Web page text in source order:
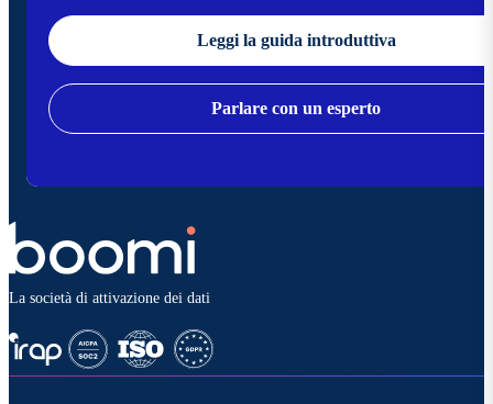
Leggi la guida introduttiva
Parlare con un esperto
La società di attivazione dei dati